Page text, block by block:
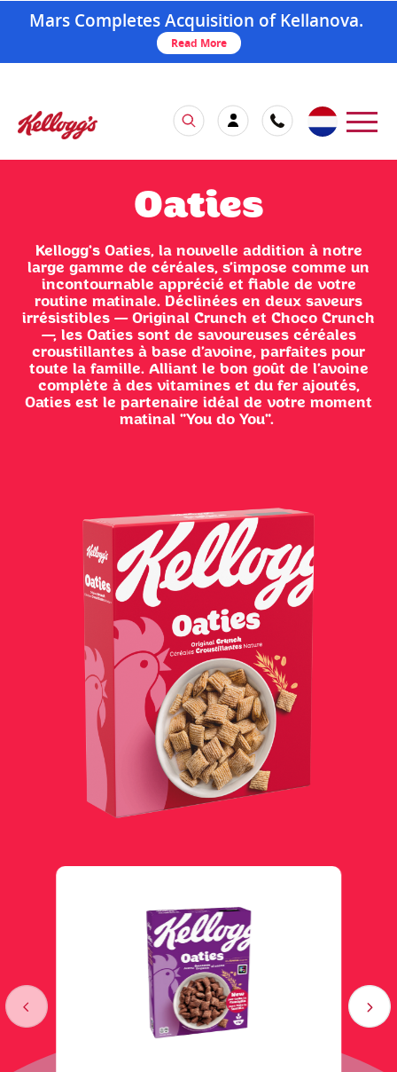
Mars Completes Acquisition of Kellanova.
Read More
Oaties
Kellogg's Oaties, la nouvelle addition à notre
large gamme de céréales, s’impose comme un
incontournable apprécié et fiable de votre
routine matinale. Déclinées en deux saveurs
irrésistibles — Original Crunch et Choco Crunch
—, les Oaties sont de savoureuses céréales
croustillantes à base d’avoine, parfaites pour
toute la famille. Alliant le bon goût de l’avoine
complète à des vitamines et du fer ajoutés,
Oaties est le partenaire idéal de votre moment
matinal "You do You".